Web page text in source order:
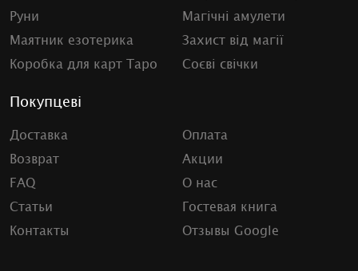
Руни
Магічні амулети
Маятник езотерика
Захист від магії
Коробка для карт Таро
Соєві свічки
Покупцеві
Доставка
Оплата
Возврат
Акции
FAQ
О нас
Статьи
Гостевая книга
Контакты
Отзывы Google